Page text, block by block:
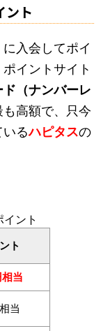
ント
に入会してポイ
イントサイト
（ナンバーレ
高額で、只今
いるハピタスの
ント
ト
当
当